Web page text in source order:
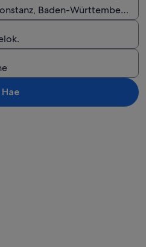
Baden-Württemberg,
Hae